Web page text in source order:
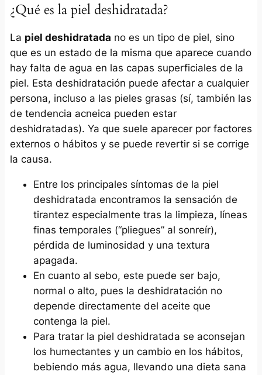
¿Qué es la piel deshidratada?
La piel deshidratada no es un tipo de piel, sino
que es un estado de la misma que aparece cuando
hay falta de agua en las capas superficiales de la
piel. Esta deshidratación puede afectar a cualquier
persona, incluso a las pieles grasas (sí, también las
de tendencia acneica pueden estar
deshidratadas). Ya que suele aparecer por factores
externos o hábitos y se puede revertir si se corrige
la causa.
Entre los principales síntomas de la piel
deshidratada encontramos la sensación de
tirantez especialmente tras la limpieza, líneas
finas temporales (“pliegues” al sonreír),
pérdida de luminosidad y una textura
apagada.
En cuanto al sebo, este puede ser bajo,
normal o alto, pues la deshidratación no
depende directamente del aceite que
contenga la piel.
Para tratar la piel deshidratada se aconsejan
los humectantes y un cambio en los hábitos,
bebiendo más agua, llevando una dieta sana